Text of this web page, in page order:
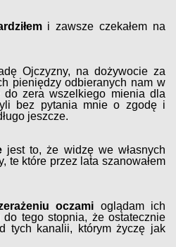
i zawsze czekałem na
Ojczyzny, na dożywocie za
pieniędzy odbieranych nam w
do zera wszelkiego mienia dla
bez pytania mnie o zgodę i
jeszcze.
jest to, że widzę we własnych
te które przez lata szanowałem
oczami oglądam ich
tego stopnia, że ostatecznie
tych kanalii, którym życzę jak